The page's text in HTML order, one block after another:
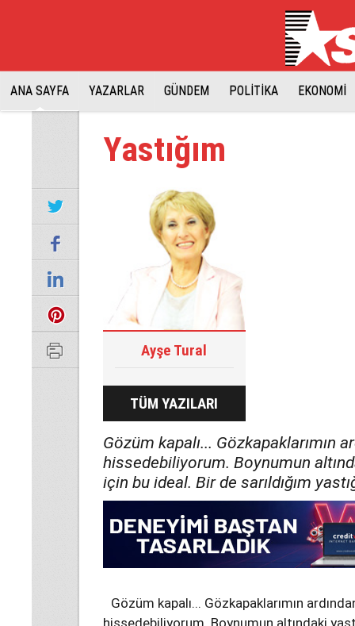
ANA SAYFA YAZARLAR GÜNDEM POLİTİKA EKONOMİ
Yastığım
Ayşe Tural
TÜM YAZILARI
Gözüm kapalı... Gözkapaklarımın
hissedebiliyorum. Boynumun
için bu ideal. Bir de sarıldığım
Gözüm kapalı... Gözkapaklarımın
hissedebiliyorum. Boynumun altındaki